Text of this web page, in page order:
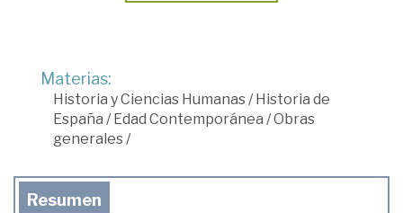
Materias:
Historia y Ciencias Humanas/Historia de
España /Edad Contemporánea /Obras
generales/
Resumen